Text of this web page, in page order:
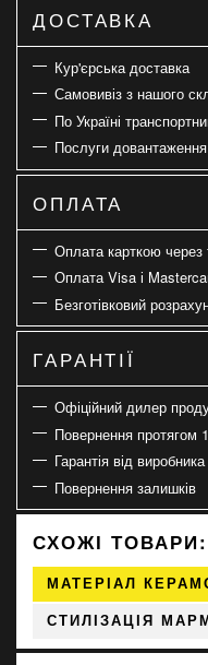
ДОСТАВКА
Кур'єрська доставка
Самовивіз з нашого
По Україні
Послуги довантаження
ОПЛАТА
Оплата карткою
Оплата Visa і
Безготівковий
ГАРАНТІЇ
Офіційний дилер
Повернення протягом
Гарантія від виробника
Повернення залишків
СХОЖІ ТОВАРИ:
МАТЕРІАЛ
СТИЛІЗАЦІЯ